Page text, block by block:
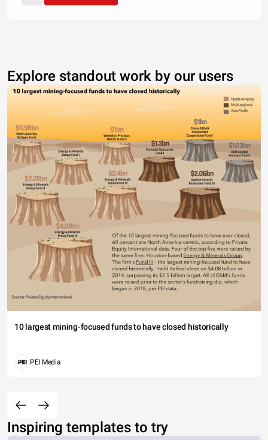
Explore standout work by our users
10 largest mining-focused funds to have closed historically
PEI Media
Inspiring templates to try